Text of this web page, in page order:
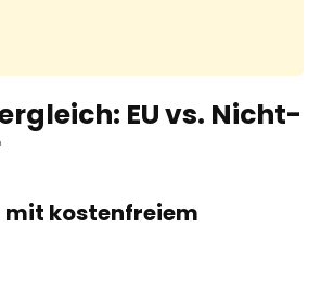
EU vs. Nicht-
mit kostenfreiem